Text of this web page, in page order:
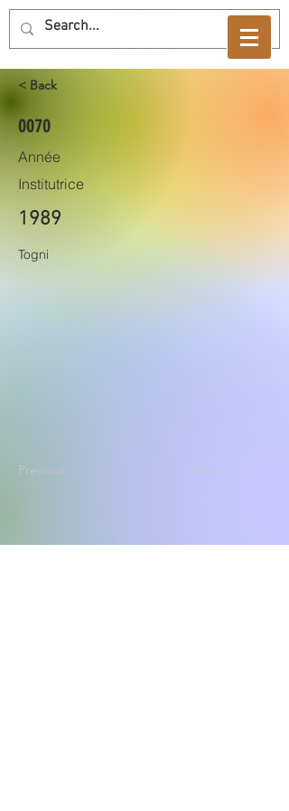
< Back
0070
Année
Institutrice
1989
Togni
Previous Next